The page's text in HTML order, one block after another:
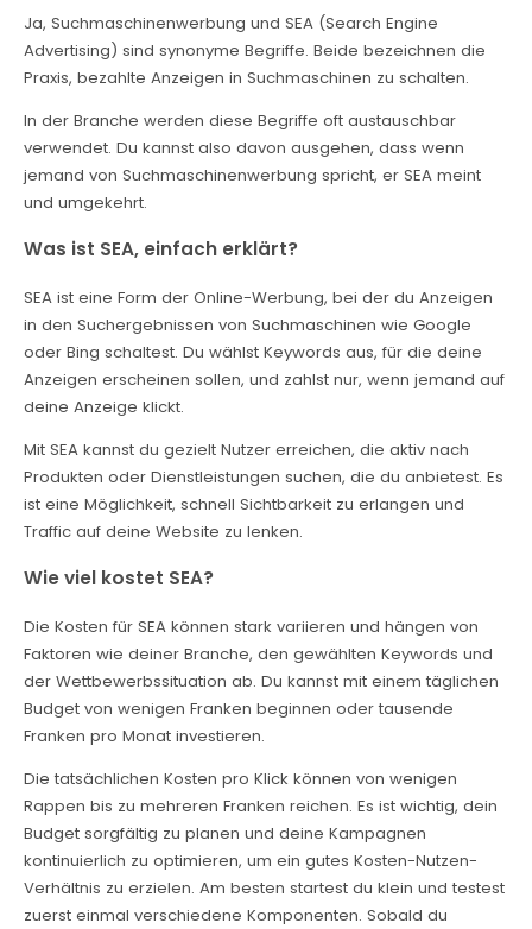
Ja, Suchmaschinenwerbung und SEA (Search Engine
Advertising) sind synonyme Begriffe. Beide bezeichnen die
Praxis, bezahlte Anzeigen in Suchmaschinen zu schalten.
In der Branche werden diese Begriffe oft austauschbar
verwendet. Du kannst also davon ausgehen, dass wenn
jemand von Suchmaschinenwerbung spricht, er SEA meint
und umgekehrt.
Was ist SEA, einfach erklärt?
SEA ist eine Form der Online-Werbung, bei der du Anzeigen
in den Suchergebnissen von Suchmaschinen wie Google
oder Bing schaltest. Du wählst Keywords aus, für die deine
Anzeigen erscheinen sollen, und zahlst nur, wenn jemand auf
deine Anzeige klickt.
Mit SEA kannst du gezielt Nutzer erreichen, die aktiv nach
Produkten oder Dienstleistungen suchen, die du anbietest. Es
ist eine Möglichkeit, schnell Sichtbarkeit zu erlangen und
Traffic auf deine Website zu lenken.
Wie viel kostet SEA?
Die Kosten für SEA können stark variieren und hängen von
Faktoren wie deiner Branche, den gewählten Keywords und
der Wettbewerbssituation ab. Du kannst mit einem täglichen
Budget von wenigen Franken beginnen oder tausende
Franken pro Monat investieren.
Die tatsächlichen Kosten pro Klick können von wenigen
Rappen bis zu mehreren Franken reichen. Es ist wichtig, dein
Budget sorgfältig zu planen und deine Kampagnen
kontinuierlich zu optimieren, um ein gutes Kosten-Nutzen-
Verhältnis zu erzielen. Am besten startest du klein und testest
zuerst einmal verschiedene Komponenten. Sobald du